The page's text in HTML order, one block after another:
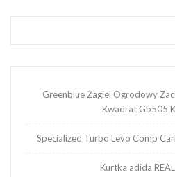
Greenblue Żagiel Ogrodowy
Kwadrat Gb505
Specialized Turbo Levo Comp
Kurtka adida